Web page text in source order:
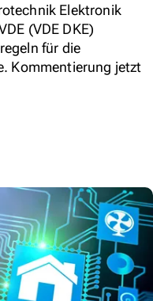
Elektronik
(VDE DKE)
für die
Kommentierung jetzt